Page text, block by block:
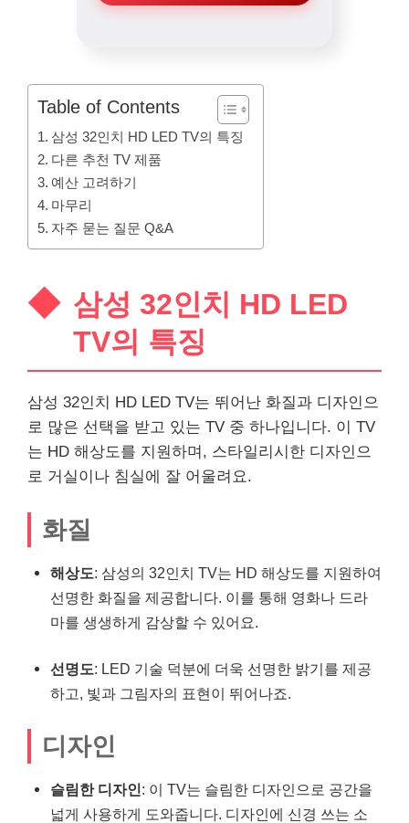
Table of Contents
삼성 32인치 HD LED TV의 특징
다른 추천 TV 제품
예산 고려하기
마무리
자주 묻는 질문 Q&A
삼성 32인치 HD LED
TV의 특징
삼성 32인치 HD LED TV는 뛰어난 화질과 디자인으
로 많은 선택을 받고 있는 TV 중 하나입니다. 이 TV
는 HD 해상도를 지원하며, 스타일리시한 디자인으
로 거실이나 침실에 잘 어울려요.
화질
해상도: 삼성의 32인치 TV는 HD 해상도를 지원하여
선명한 화질을 제공합니다. 이를 통해 영화나 드라
마를 생생하게 감상할 수 있어요.
선명도: LED 기술 덕분에 더욱 선명한 밝기를 제공
하고, 빛과 그림자의 표현이 뛰어나죠.
디자인
슬림한 디자인: 이 TV는 슬림한 디자인으로 공간을
넓게 사용하게 도와줍니다. 디자인에 신경 쓰는 소